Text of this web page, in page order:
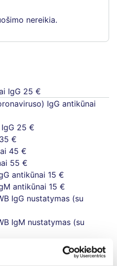
nereikia.
IgG 25 €
IgG antikūnai
25 €
35 €
45 €
55 €
antikūnai 15 €
antikūnai 15 €
IgG nustatymas (su
IgM nustatymas (su
IgG